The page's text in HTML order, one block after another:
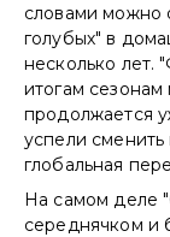
словами можно
голубых" в
несколько лет.
итогам
продолжается
успели сменить
глобальная
На самом деле
середнячком и